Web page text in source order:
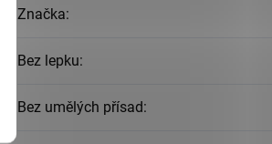
Značka:
Bez lepku:
Bez umělých přísad: